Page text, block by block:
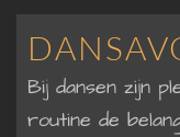
Bij dansen zijn
routine de